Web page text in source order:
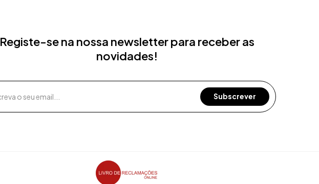
Registe-se na nossa newsletter para receber as
novidades!